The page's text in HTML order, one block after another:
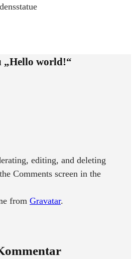
„Hello world!“
editing, and deleting
Comments screen in the
from Gravatar.